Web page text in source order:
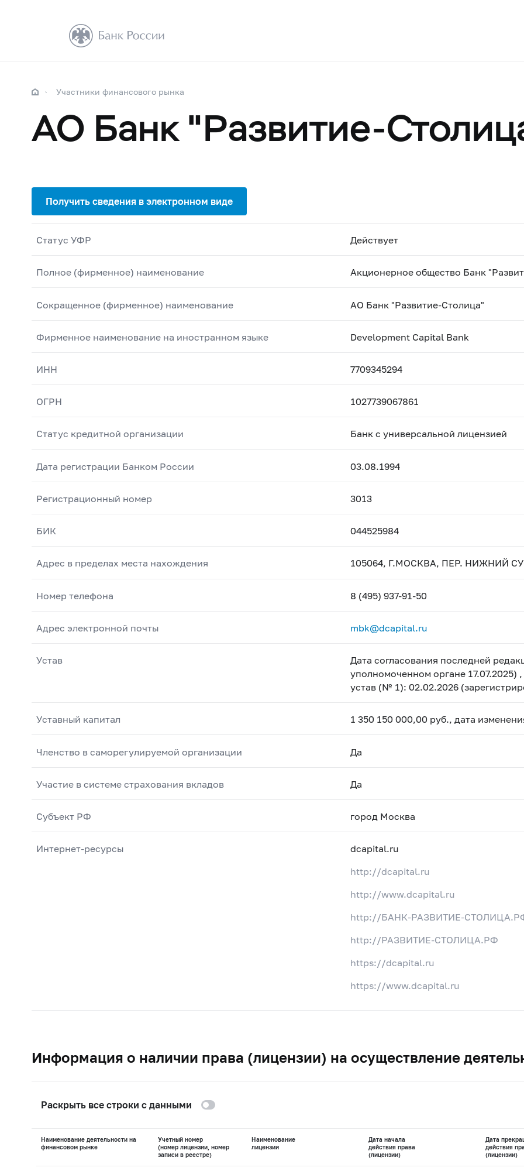
Участники финансового рынка
АО Банк "Развитие-
Статус УФР Действует
Полное (фирменное) наименование Акционерное общество Банк
Сокращенное (фирменное) наименование АО Банк "Развитие-Столица"
Фирменное наименование на иностранном языке Development Capital Bank
ИНН 7709345294
ОГРН 1027739067861
Статус кредитной организации Банк с универсальной лицензией
Дата регистрации Банком России 03.08.1994
Регистрационный номер 3013
БИК 044525984
Адрес в пределах места нахождения 105064, Г.МОСКВА, ПЕР. НИЖНИЙ
Номер телефона 8 (495) 937-91-50
Адрес электронной почты mbk@dcapital.ru
Устав
Дата согласования последней
уполномоченном органе 17.07.2025)
устав (№ 1): 02.02.2026
Уставный капитал 1 350 150 000,00 руб., дата
Членство в саморегулируемой организации Да
Участие в системе страхования вкладов Да
Субъект РФ город Москва
Интернет-ресурсы dcapital.ru
http://dcapital.ru
http://www.dcapital.ru
http://БАНК-РАЗВИТИЕ-
http://РАЗВИТИЕ-СТОЛИЦА.РФ
https://dcapital.ru
https://www.dcapital.ru
Информация о наличии права (лицензии) на осуществление
Раскрыть все строки с данными
Наименование деятельности на
финансовом рынке
Учетный номер
(номер лицензии, номер
записи в реестре)
Наименование
лицензии
Дата начала
действия права
(лицензии)
Дата
действия
(лицензии)